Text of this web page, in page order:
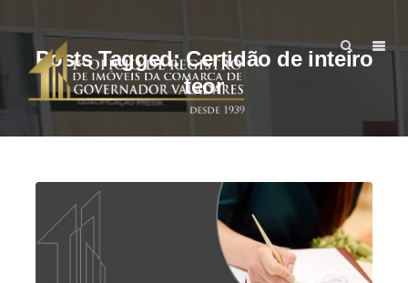
Posts Tagged: Certidão de inteiro
teor